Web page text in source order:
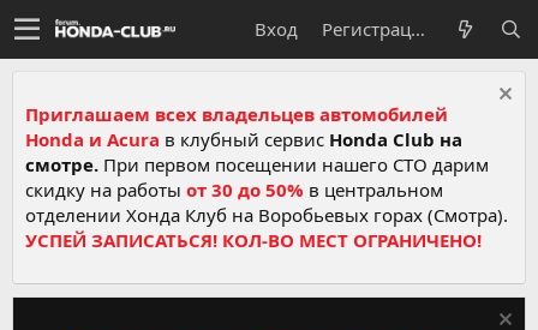
Вход Регистрация
Приглашаем всех владельцев автомобилей
Honda и Acura в клубный сервис Honda Club на
смотре. При первом посещении нашего СТО дарим
скидку на работы от 30 до 50% в центральном
отделении Хонда Клуб на Воробьевых горах (Смотра).
УСПЕЙ ЗАПИСАТЬСЯ! КОЛ-ВО МЕСТ ОГРАНИЧЕНО!